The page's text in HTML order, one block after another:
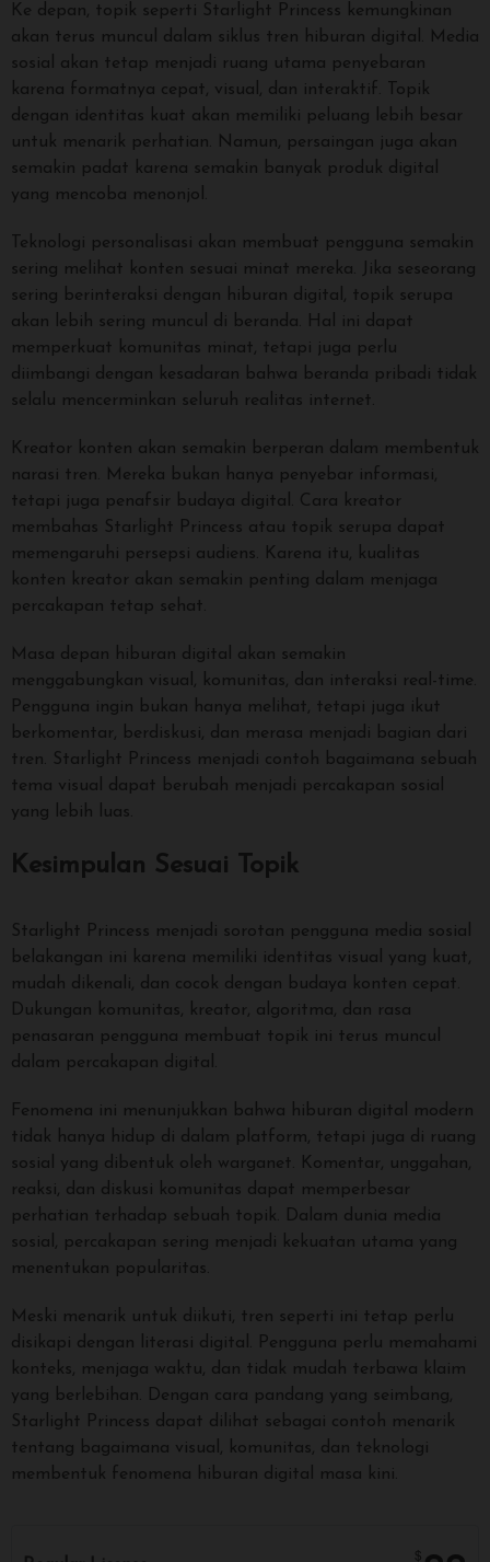
Ke depan, topik seperti Starlight Princess kemungkinan
akan terus muncul dalam siklus tren hiburan digital. Media
sosial akan tetap menjadi ruang utama penyebaran
karena formatnya cepat, visual, dan interaktif. Topik
dengan identitas kuat akan memiliki peluang lebih besar
untuk menarik perhatian. Namun, persaingan juga akan
semakin padat karena semakin banyak produk digital
yang mencoba menonjol.
Teknologi personalisasi akan membuat pengguna semakin
sering melihat konten sesuai minat mereka. Jika seseorang
sering berinteraksi dengan hiburan digital, topik serupa
akan lebih sering muncul di beranda. Hal ini dapat
memperkuat komunitas minat, tetapi juga perlu
diimbangi dengan kesadaran bahwa beranda pribadi tidak
selalu mencerminkan seluruh realitas internet.
Kreator konten akan semakin berperan dalam membentuk
narasi tren. Mereka bukan hanya penyebar informasi,
tetapi juga penafsir budaya digital. Cara kreator
membahas Starlight Princess atau topik serupa dapat
memengaruhi persepsi audiens. Karena itu, kualitas
konten kreator akan semakin penting dalam menjaga
percakapan tetap sehat.
Masa depan hiburan digital akan semakin
menggabungkan visual, komunitas, dan interaksi real-time.
Pengguna ingin bukan hanya melihat, tetapi juga ikut
berkomentar, berdiskusi, dan merasa menjadi bagian dari
tren. Starlight Princess menjadi contoh bagaimana sebuah
tema visual dapat berubah menjadi percakapan sosial
yang lebih luas.
Kesimpulan Sesuai Topik
Starlight Princess menjadi sorotan pengguna media sosial
belakangan ini karena memiliki identitas visual yang kuat,
mudah dikenali, dan cocok dengan budaya konten cepat.
Dukungan komunitas, kreator, algoritma, dan rasa
penasaran pengguna membuat topik ini terus muncul
dalam percakapan digital.
Fenomena ini menunjukkan bahwa hiburan digital modern
tidak hanya hidup di dalam platform, tetapi juga di ruang
sosial yang dibentuk oleh warganet. Komentar, unggahan,
reaksi, dan diskusi komunitas dapat memperbesar
perhatian terhadap sebuah topik. Dalam dunia media
sosial, percakapan sering menjadi kekuatan utama yang
menentukan popularitas.
Meski menarik untuk diikuti, tren seperti ini tetap perlu
disikapi dengan literasi digital. Pengguna perlu memahami
konteks, menjaga waktu, dan tidak mudah terbawa klaim
yang berlebihan. Dengan cara pandang yang seimbang,
Starlight Princess dapat dilihat sebagai contoh menarik
tentang bagaimana visual, komunitas, dan teknologi
membentuk fenomena hiburan digital masa kini.
$